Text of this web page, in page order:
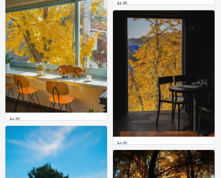
秋景
0
秋景
0
秋景